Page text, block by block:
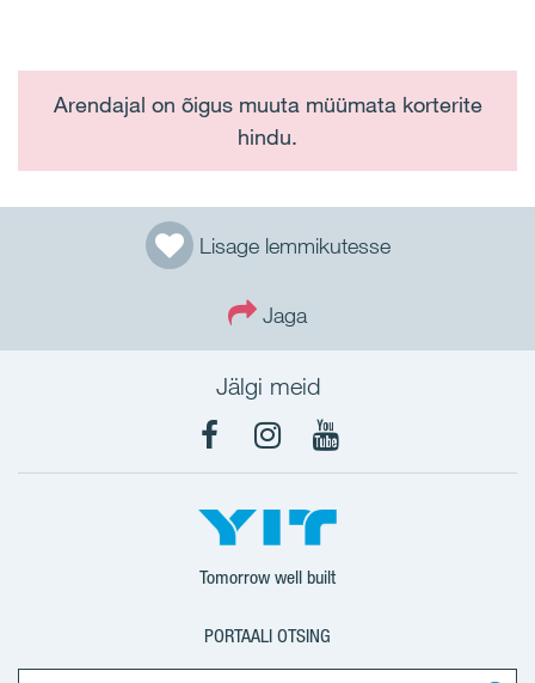
Lisage lemmikutesse
Jaga
Arendajal on õigus muuta müümata korterite
hindu.
Jälgi meid
FacebookInstagram
YouTube
Tomorrow well built
PORTAALI OTSING